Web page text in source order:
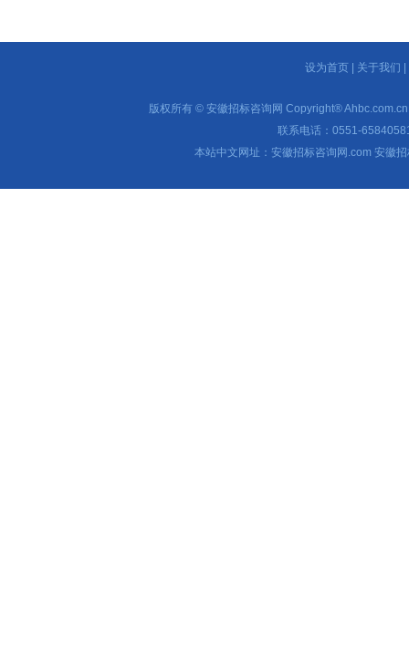
设为首页| 关于我们
版权所有 © 安徽招标咨询网 Copyright®
联系电话：0551-
本站中文网址：安徽招标咨询网.com 安徽